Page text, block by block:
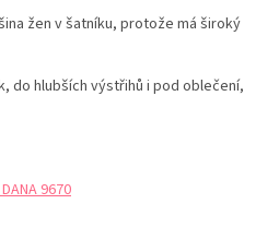
žen v šatníku, protože má široký
do hlubších výstřihů i pod oblečení,
9670